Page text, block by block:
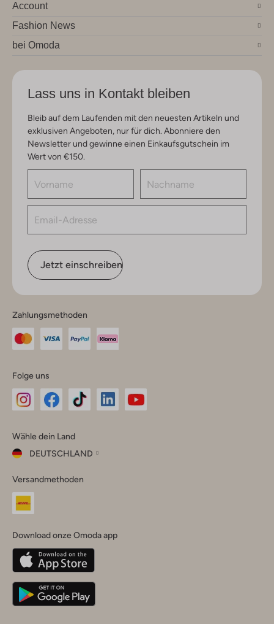
Account
Fashion News
bei Omoda
Lass uns in Kontakt bleiben
Bleib auf dem Laufenden mit den neuesten Artikeln und
exklusiven Angeboten, nur für dich. Abonniere den
Newsletter und gewinne einen Einkaufsgutschein im
Wert von €150.
Jetzt einschreiben
Zahlungsmethoden
Folge uns
Instagram
Facebook
TikTok
Wähle dein Land
DEUTSCHLAND
dein
Land
Belgique(Français)
Deutschland
Versandmethoden
Download onze Omoda app